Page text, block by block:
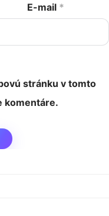
E-mail *
stránku v tomto
komentáre.